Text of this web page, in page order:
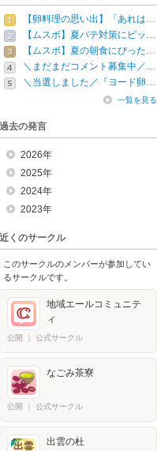
【卵料理の思い出】「あれは…
【ムスボ】夏バテ対策にピッ…
【ムスボ】夏の朝食にぴった…
＼まだまだコメント募集中／…
＼当選しました／『ヨード卵…
一覧を見る
過去の発言
2026年
2025年
2024年
2023年
近くのサークル
このサークルのメンバーが参加してい
るサークルです。
地域エールコミュニテ
ィ
公開 公式サークル
なごみ茶寮
公開 公式サークル
出雲の杜